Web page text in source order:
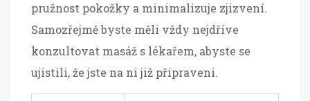
pružnost pokožky a minimalizuje zjizvení.
Samozřejmě byste měli vždy nejdříve
konzultovat masáž s lékařem, abyste se
ujistili, že jste na ni již připraveni.